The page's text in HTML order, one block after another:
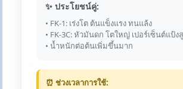
✨ ประโยชน์คู่:
• FK-1: เร่งโต ต้นแข็งแรง ทนแล้ง
• FK-3C: หัวมันดก โตใหญ่ เปอร์เซ็นต์แป้ง
• น้ำหนักต่อต้นเพิ่มขึ้นมาก
⏰ ช่วงเวลาการใช้: